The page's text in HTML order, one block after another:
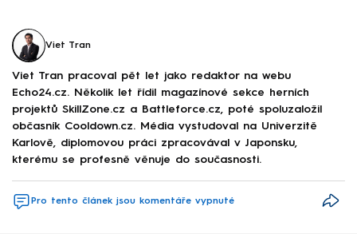
Viet Tran
Viet Tran pracoval pět let jako redaktor na webu
Echo24.cz. Několik let řídil magazínové sekce herních
projektů SkillZone.cz a Battleforce.cz, poté spoluzaložil
občasník Cooldown.cz. Média vystudoval na Univerzitě
Karlově, diplomovou práci zpracovával v Japonsku,
kterému se profesně věnuje do současnosti.
Pro tento článek jsou komentáře vypnuté